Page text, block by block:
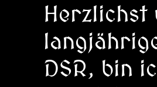
Herzlichst
DSR, bin